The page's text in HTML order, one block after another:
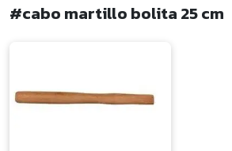
#cabo martillo bolita 25 cm